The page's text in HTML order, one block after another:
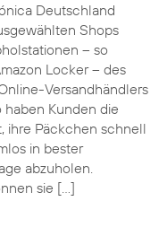
Deutschland
Shops
– so
Locker – des
Versandhändlers
haben Kunden die
ihre Päckchen schnell
in bester
abzuholen.
sie […]